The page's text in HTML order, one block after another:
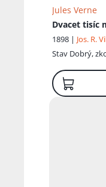
Jules Verne
Dvacet tisíc
1898 | Jos. R.
Stav Dobrý,